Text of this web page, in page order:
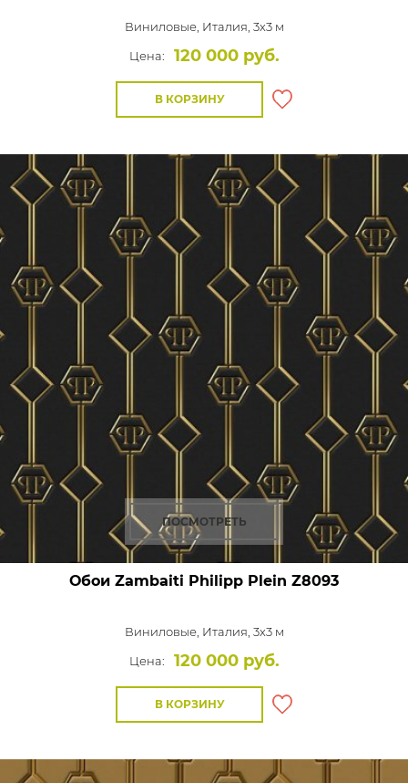
Виниловые, Италия, 3x3 м
Цена:
120 000 руб.
В КОРЗИНУ
ПОСМОТРЕТЬ
Обои Zambaiti Philipp Plein Z8093
Виниловые, Италия, 3x3 м
Цена:
120 000 руб.
В КОРЗИНУ